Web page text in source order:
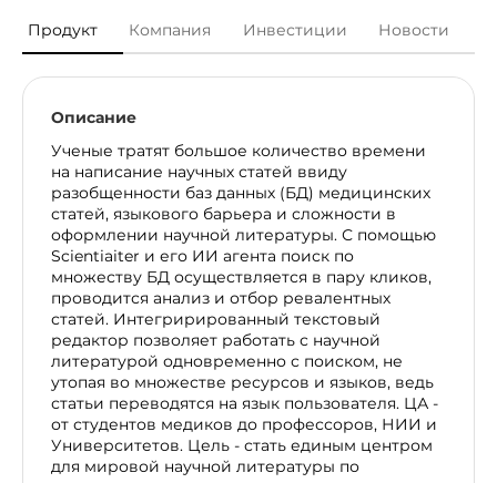
Продукт Компания Инвестиции Новости
Описание
Ученые тратят большое количество времени
на написание научных статей ввиду
разобщенности баз данных (БД) медицинских
статей, языкового барьера и сложности в
оформлении научной литературы. С помощью
Scientiaiter и его ИИ агента поиск по
множеству БД осуществляется в пару кликов,
проводится анализ и отбор ревалентных
статей. Интегрирированный текстовый
редактор позволяет работать с научной
литературой одновременно с поиском, не
утопая во множестве ресурсов и языков, ведь
статьи переводятся на язык пользователя. ЦА -
от студентов медиков до профессоров, НИИ и
Университетов. Цель - стать единым центром
для мировой научной литературы по